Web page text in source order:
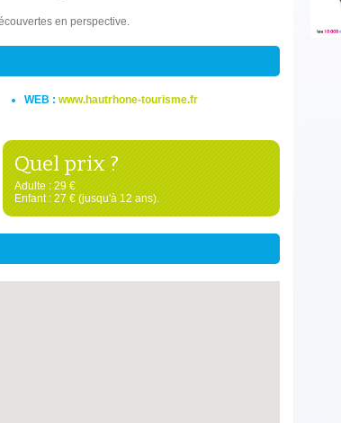
en perspective.
WEB : www.hautrhone-tourisme.fr
Quel prix ?
Adulte : 29 €
Enfant : 27 € (jusqu'à 12 ans).